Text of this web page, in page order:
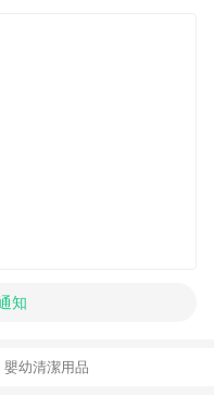
知
嬰幼清潔用品